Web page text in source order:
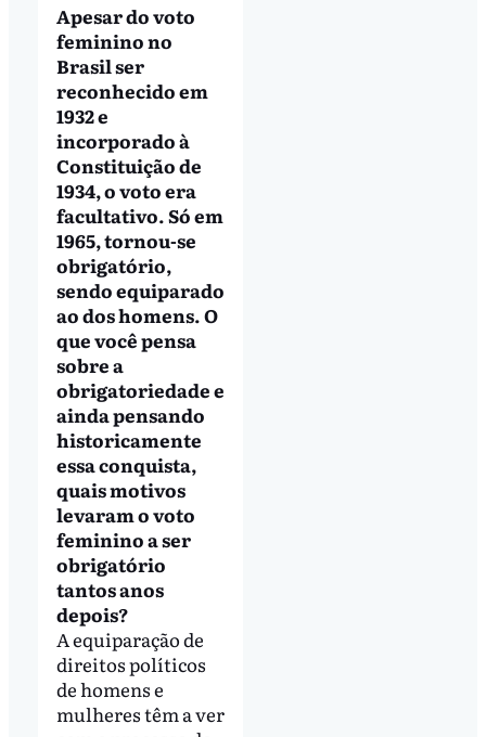
Apesar do voto
feminino no
Brasil ser
reconhecido em
1932 e
incorporado à
Constituição de
1934, o voto era
facultativo. Só em
1965, tornou-se
obrigatório,
sendo equiparado
ao dos homens. O
que você pensa
sobre a
obrigatoriedade e
ainda pensando
historicamente
essa conquista,
quais motivos
levaram o voto
feminino a ser
obrigatório
tantos anos
depois?
A equiparação de
direitos políticos
de homens e
mulheres têm a ver